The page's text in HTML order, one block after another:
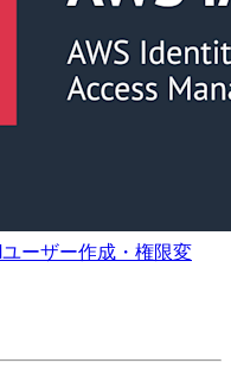
ーザー作成・権限変